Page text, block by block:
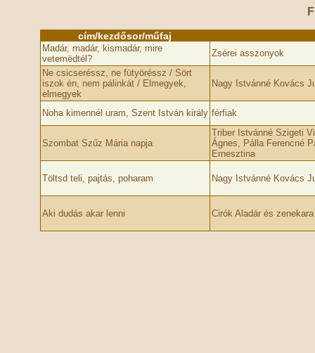
cím/kezdősor/műfaj
Madár, madár, kismadár, mire
vetemëdtél?
Zsérei asszonyok
Ne csicseréssz, ne fütyöréssz / Sört
iszok én, nem pálinkát / Elmegyek,
elmegyek
Nagy Istvánné Kovács
Noha kimennél uram, Szent István király férfiak
Szombat Szűz Mária napja
Triber Istvánné Szigeti
Ágnes, Pálla Ferencné
Ernesztina
Töltsd teli, pajtás, poharam Nagy Istvánné Kovács
Aki dudás akar lenni Cirók Aladár és zenekara